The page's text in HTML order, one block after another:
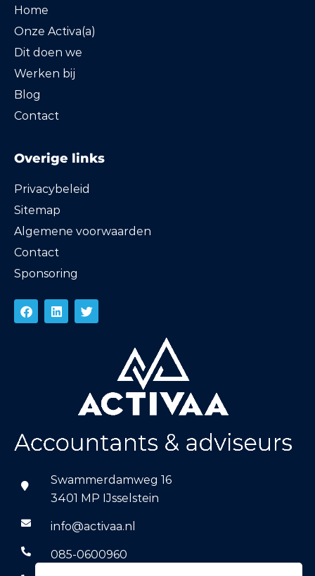
Home
Onze Activa(a)
Dit doen we
Werken bij
Blog
Contact
Overige links
Privacybeleid
Sitemap
Algemene voorwaarden
Contact
Sponsoring
Swammerdamweg 16
3401 MP IJsselstein
info@activaa.nl
085-0600960